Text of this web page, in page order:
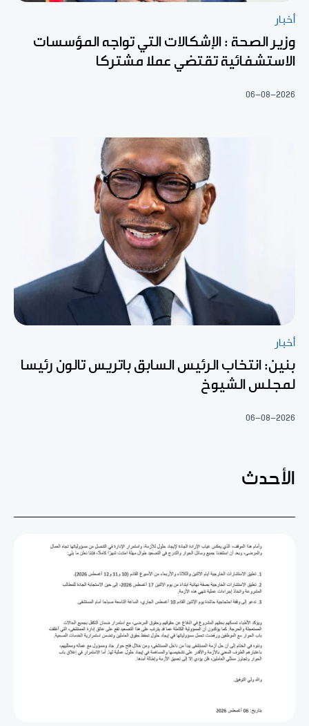
أخبار
وزير الصحة : الإشكالات التي تواجه المؤسسات
الاستشفائية تقتضي عملا مشتركا
06-08-2026
أخبار
بنين: انتخاب الرئيس السابق باتريس تالون رئيسا
لمجلس الشيوخ
06-08-2026
الأحدث